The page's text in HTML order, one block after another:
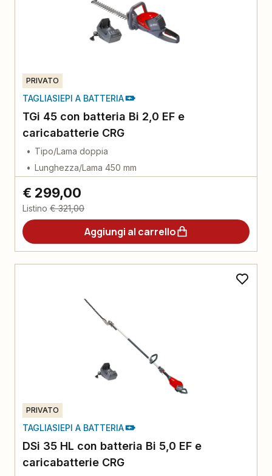
PRIVATO
TAGLIASIEPI A BATTERIA
TGi 45 con batteria Bi 2,0 EF e
caricabatterie CRG
Tipo/Lama doppia
Lunghezza/Lama 450 mm
€ 299,00
Listino € 321,00
Aggiungi al carrello
PRIVATO
TAGLIASIEPI A BATTERIA
DSi 35 HL con batteria Bi 5,0 EF e
caricabatterie CRG